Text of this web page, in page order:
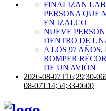
FINALIZAN
PERSONA QUE
EN IZALCO
NUEVE
DENTRO DE
A LOS 97
ROMPER
DE UN AVIÓN
2026-08-07T16:29:30-
08-07T14:54:33-0600